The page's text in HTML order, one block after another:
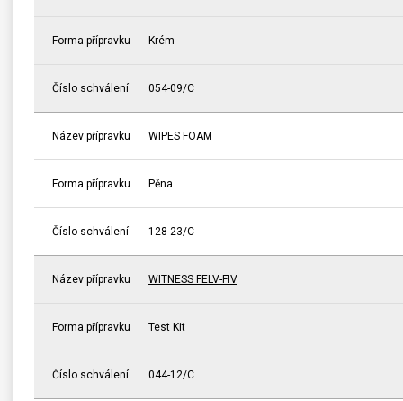
Forma přípravku Krém
Číslo schválení 054-09/C
Název přípravku WIPES FOAM
Forma přípravku Pěna
Číslo schválení 128-23/C
Název přípravku WITNESS FELV-FIV
Forma přípravku Test Kit
Číslo schválení 044-12/C